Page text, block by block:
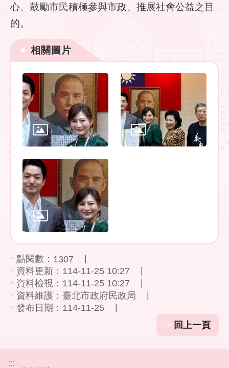
雙
語
詞
彙
臺
北
市
政
府
局
臺
北
市
府
臺
北
通
網
心、鼓勵市民積極參與市政、推展社會公益之目
的。
相關圖片
點閱數： 1307
資料更新：114-11-25 10:27
資料檢視：114-11-25 10:27
資料維護：臺北市政府民政局
發布日期：114-11-25
回上一頁
:::